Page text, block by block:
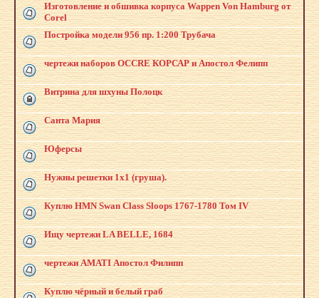
Изготовление и обшивка корпуса Wappen Von Hamburg от
Corel
Постройка модели 956 пр. 1:200 Трубача
чертежи наборов OCCRE КОРСАР и Апостол Фелипп
Витрина для шхуны Полоцк
Санта Мария
Юферсы
Нужны решетки 1х1 (груша).
Куплю HMN Swan Class Sloops 1767-1780 Том IV
Ищу чертежи LA BELLE, 1684
чертежи AMATI Апостол Филипп
Куплю чёрный и белый граб